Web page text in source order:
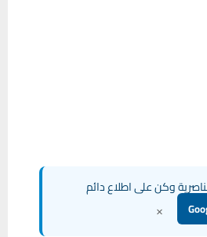
وكن على اطلاع دائم
×